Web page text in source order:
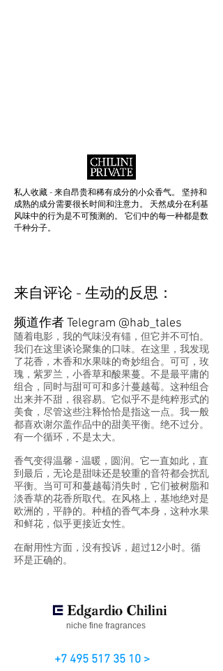
私人收藏 - 来自昂贵和稀有成分的小众香气。 坚持和
成熟的成分需要很长时间和注意力。 天然成分在利基
风味中的行为是不可预测的。 它们中的每一种都是数
千种分子。
来自评论 - 生动的反思：
频道作者 Telegram @hab_tales
随着电影，我的气味没有锚，但它并不可怕。
我们在这里谈论聚集的口味。在这里，我发现
了花香，木香和水果味的奇妙组合。可可，玫
瑰，紫罗兰，小香草和酸果蔓。不是最平庸的
组合，同时与甜可可和多汁蔓越莓。这种组合
出来并不甜，很容易。它似乎不是纯粹形式的
美食，尽管这些注释恰恰是指这一点。我一般
都喜欢谢尔盖作品中的甜美平衡。绝不过分。
有一个循环，不是太大。
香气变得温馨 - 温暖，圆润。它一直如此，直
到最后，无论是甜味还是较重的音符都会扰乱
平衡。当可可和蔓越莓消失时，它们被树脂和
淡香草的花香所取代。在风格上，基地绝对是
欧洲的，平静的。种植的香气本身，这种水果
和鲜花，似乎更接近女性。
在耐用性方面，没有投诉，超过12小时。循
环是正确的。
niche fine fragrances
+7 495 517 35 10 >